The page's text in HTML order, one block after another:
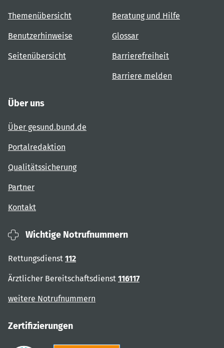
Themenübersicht
Benutzerhinweise
Seitenübersicht
Beratung und Hilfe
Glossar
Barrierefreiheit
Barriere melden
Über uns
Über gesund.bund.de
Portalredaktion
Qualitätssicherung
Partner
Kontakt
Wichtige Notrufnummern
Rettungsdienst 112
Ärztlicher Bereitschaftsdienst 116117
weitere Notrufnummern
Zertifizierungen